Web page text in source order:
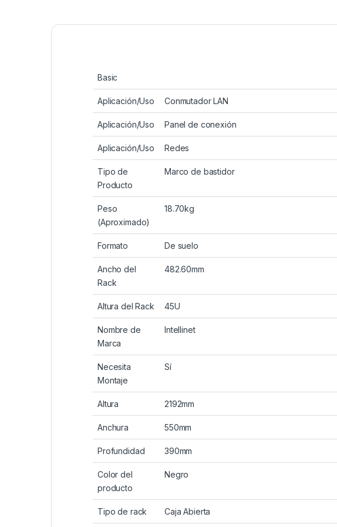
Basic
Aplicación/Uso Conmutador LAN
Aplicación/Uso Panel de conexión
Aplicación/Uso Redes
Tipo de
Producto
Marco de bastidor
Peso
(Aproximado)
18.70kg
Formato De suelo
Ancho del
Rack
482.60mm
Altura del Rack 45U
Nombre de
Marca
Intellinet
Necesita
Montaje
Sí
Altura 2192mm
Anchura 550mm
Profundidad 390mm
Color del
producto
Negro
Tipo de rack Caja Abierta